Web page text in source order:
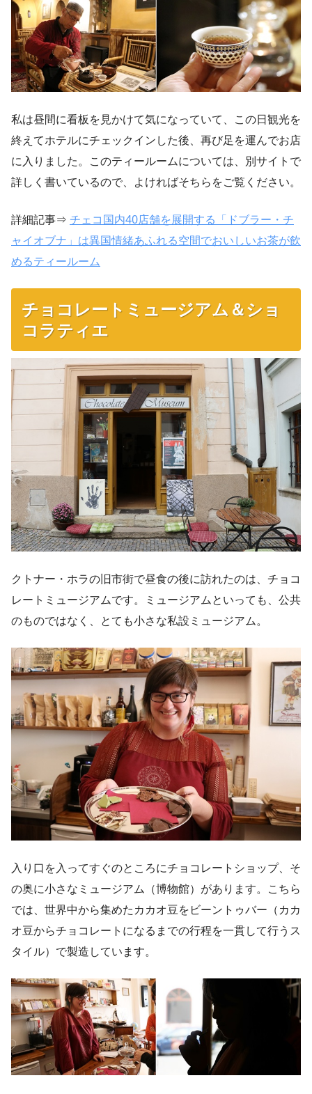
私は昼間に看板を見かけて気になっていて、この日観光を
終えてホテルにチェックインした後、再び足を運んでお店
に入りました。このティールームについては、別サイトで
詳しく書いているので、よければそちらをご覧ください。
詳細記事⇒ チェコ国内40店舗を展開する「ドブラー・チ
ャイオブナ」は異国情緒あふれる空間でおいしいお茶が飲
めるティールーム
チョコレートミュージアム＆ショ
コラティエ
クトナー・ホラの旧市街で昼食の後に訪れたのは、チョコ
レートミュージアムです。ミュージアムといっても、公共
のものではなく、とても小さな私設ミュージアム。
入り口を入ってすぐのところにチョコレートショップ、そ
の奥に小さなミュージアム（博物館）があります。こちら
では、世界中から集めたカカオ豆をビーントゥバー（カカ
オ豆からチョコレートになるまでの行程を一貫して行うス
タイル）で製造しています。